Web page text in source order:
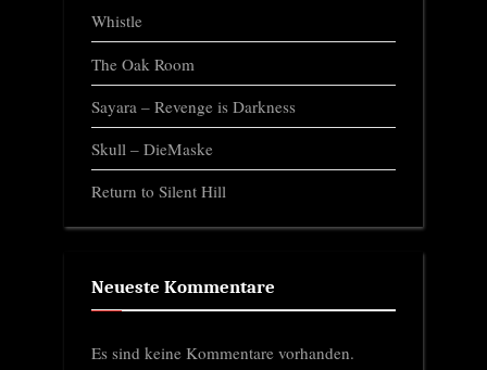
Whistle
The Oak Room
Sayara – Revenge is Darkness
Skull – DieMaske
Return to Silent Hill
Neueste Kommentare
Es sind keine Kommentare vorhanden.